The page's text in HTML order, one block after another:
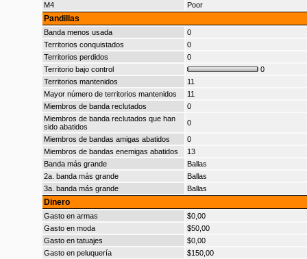
M4
Poor
Pandillas
Banda menos usada
0
Territorios conquistados
0
Territorios perdidos
0
Territorio bajo control
0
Territorios mantenidos
11
Mayor número de territorios mantenidos
11
Miembros de banda reclutados
0
Miembros de banda reclutados que han
sido abatidos
0
Miembros de bandas amigas abatidos
0
Miembros de bandas enemigas abatidos
13
Banda más grande
Ballas
2a. banda más grande
Ballas
3a. banda más grande
Ballas
Dinero
Gasto en armas
$0,00
Gasto en moda
$50,00
Gasto en tatuajes
$0,00
Gasto en peluquería
$150,00